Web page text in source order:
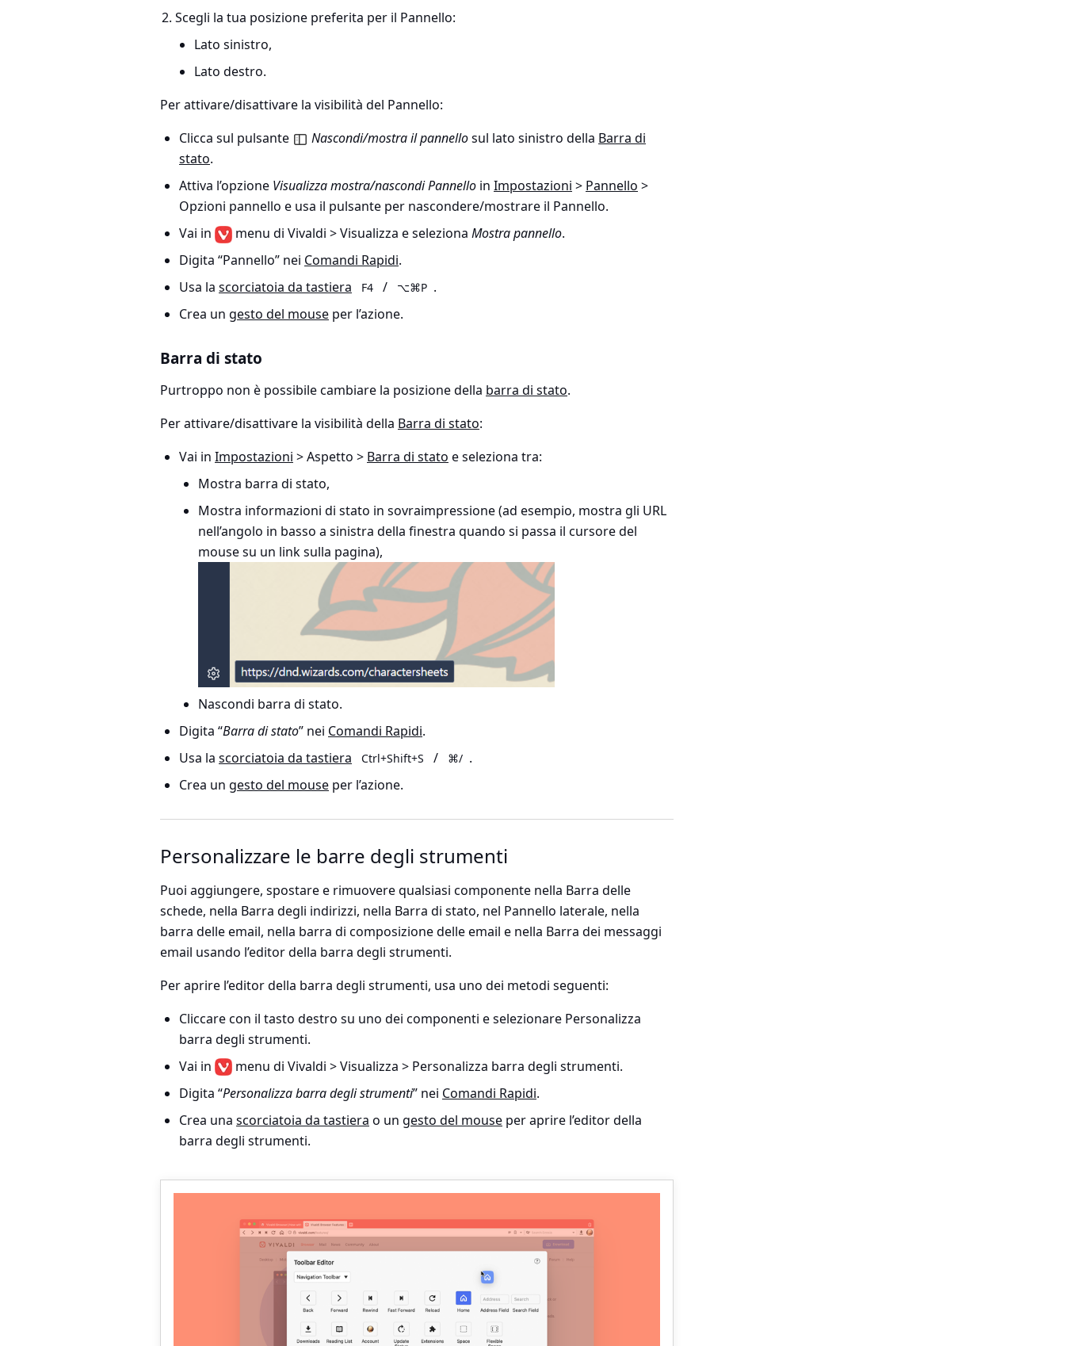
Scegli la tua posizione preferita per il Pannello:
Lato sinistro,
Lato destro.
Per attivare/disattivare la visibilità del Pannello:
Clicca sul pulsante
Nascondi/mostra il pannellosul lato sinistro della Barra di
stato.
Attiva l’opzione Visualizza mostra/nascondi Pannello in Impostazioni > Pannello >
Opzioni pannello e usa il pulsante per nascondere/mostrare il Pannello.
Vai in
menu di Vivaldi > Visualizza e seleziona Mostra pannello.
Digita “Pannello” nei Comandi Rapidi.
Usa la scorciatoia da tastiera F4 / ⌥⌘P .
Crea un gesto del mouse per l’azione.
Barra di stato
Purtroppo non è possibile cambiare la posizione della barra di stato.
Per attivare/disattivare la visibilità della Barra di stato:
Vai in Impostazioni > Aspetto > Barra di stato e seleziona tra:
Mostra barra di stato,
Mostra informazioni di stato in sovraimpressione (ad esempio, mostra gli URL
nell’angolo in basso a sinistra della finestra quando si passa il cursore del
mouse su un link sulla pagina),
Nascondi barra di stato.
Digita “Barra di stato” nei Comandi Rapidi.
Usa la scorciatoia da tastiera Ctrl+Shift+S / ⌘/ .
Crea un gesto del mouse per l’azione.
Personalizzare le barre degli strumenti
Puoi aggiungere, spostare e rimuovere qualsiasi componente nella Barra delle
schede, nella Barra degli indirizzi, nella Barra di stato, nel Pannello laterale, nella
barra delle email, nella barra di composizione delle email e nella Barra dei messaggi
email usando l’editor della barra degli strumenti.
Per aprire l’editor della barra degli strumenti, usa uno dei metodi seguenti:
Cliccare con il tasto destro su uno dei componenti e selezionare Personalizza
barra degli strumenti.
Vai in
menu di Vivaldi > Visualizza > Personalizza barra degli strumenti.
Digita “Personalizza barra degli strumenti” nei Comandi Rapidi.
Crea una scorciatoia da tastiera o un gesto del mouse per aprire l’editor della
barra degli strumenti.